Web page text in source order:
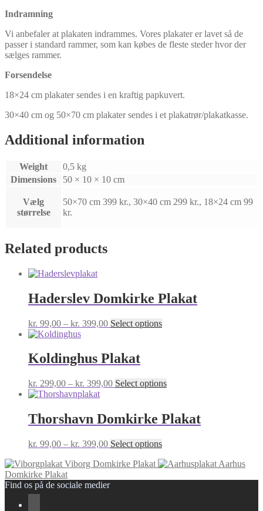
Indramning
Vi anbefaler at plakaten indrammes. Vores plakater er lavet så de
passer i standard rammer, som kan købes de fleste steder hvor der
sælges rammer.
Forsendelse
18×24 cm plakater sendes i en kraftig papkuvert.
30×40 cm og 50×70 cm plakater sendes i et plakatrør/plakatkasse.
Additional information
Weight
0,5 kg
Dimensions
50 × 10 × 10 cm
Vælg
størrelse
50×70 cm 399 kr., 30×40 cm 299 kr., 18×24 cm 99
kr.
Related products
Haderslev Domkirke Plakat
kr. 99,00 – kr. 399,00Price
through
kr. 399,00
Select optionsThis
options
chosen
on
product
page
Koldinghus Plakat
kr. 299,00 – kr. 399,00Price
through
kr. 399,00
Select optionsThis
multiple
variants.
be
chosen
Thorshavn Domkirke Plakat
kr. 99,00 – kr. 399,00Price
kr. 99,00
kr. 399,00
Select optionsThis
has
Viborg Domkirke Plakat
Aarhus
Domkirke Plakat
Find os på de sociale medier